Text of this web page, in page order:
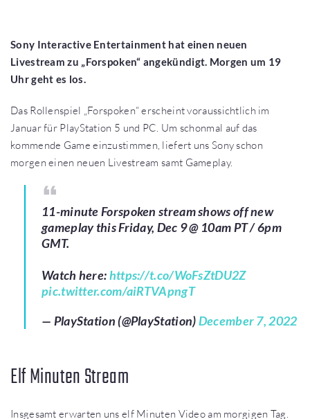
Sony Interactive Entertainment hat einen neuen
Livestream zu „Forspoken“ angekündigt. Morgen um 19
Uhr geht es los.
Das Rollenspiel „Forspoken“ erscheint voraussichtlich im
Januar für PlayStation 5 und PC. Um schonmal auf das
kommende Game einzustimmen, liefert uns Sony schon
morgen einen neuen Livestream samt Gameplay.
11-minute Forspoken stream shows off new
gameplay this Friday, Dec 9 @ 10am PT / 6pm
GMT.
Watch here:https://t.co/WoFsZtDU2Z
pic.twitter.com/aiRTVApngT
— PlayStation (@PlayStation)December 7, 2022
Elf Minuten Stream
Insgesamt erwarten uns elf Minuten Video am morgigen Tag.